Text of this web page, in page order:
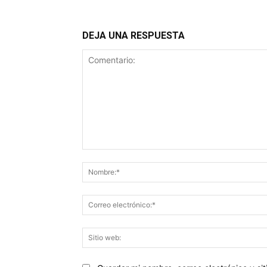
DEJA UNA RESPUESTA